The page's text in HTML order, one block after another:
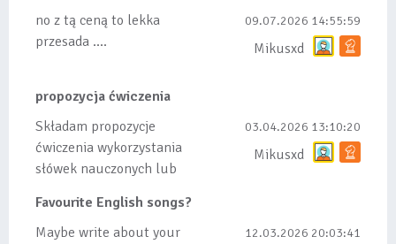
no z tą ceną to lekka
przesada ....
09.07.2026 14:55:59
Mikusxd
propozycja ćwiczenia
Składam propozycje
ćwiczenia wykorzystania
słówek nauczonych lub
tez ze wszys...
03.04.2026 13:10:20
Mikusxd
Favourite English songs?
Maybe write about your
12.03.2026 20:03:41